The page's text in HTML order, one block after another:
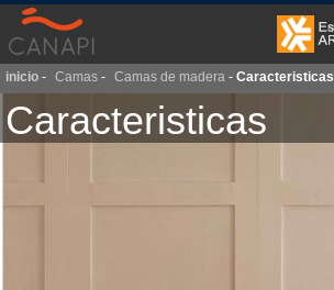
inicio - Camas - Camas de madera - Caracteristicas
Caracteristicas